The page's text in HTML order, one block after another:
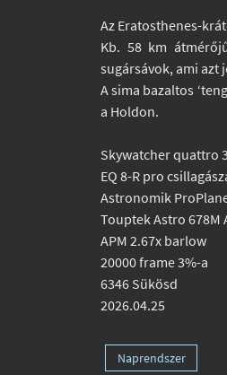
Az Eratosthenes-
Kb. 58 km
sugársávok, ami azt
A sima bazaltos
a Holdon.
Skywatcher quattro
EQ 8-R pro
Astronomik
Touptek Astro 678M
APM 2.67x barlow
20000 frame 3%-a
6346 Sükösd
2026.04.25
Naprendszer